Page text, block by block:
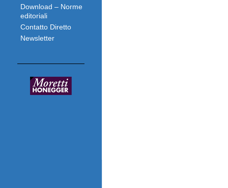
Download – Norme
editoriali
Contatto Diretto
Newsletter